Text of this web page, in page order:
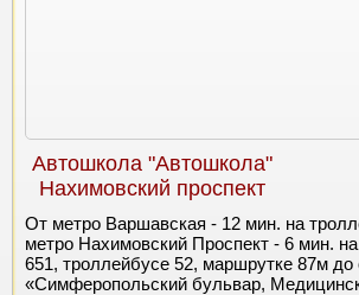
Автошкола "Автошкола"
Нахимовский проспект
От метро Варшавская - 12 мин. на
метро Нахимовский Проспект - 6 мин.
651, троллейбусе 52, маршрутке 87м до
«Симферопольский бульвар,